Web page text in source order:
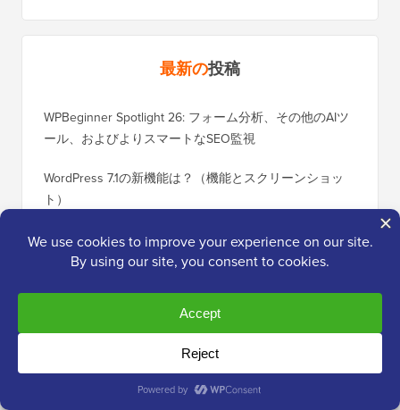
最新の投稿
WPBeginner Spotlight 26: フォーム分析、その他のAIツ
ール、およびよりスマートなSEO監視
WordPress 7.1の新機能は？（機能とスクリーンショッ
ト）
究極のWordPressスパム保護ガイド–ステップバイステ
ップ（2026）
方法（ステップバイステップ）
HelpJetの紹介：顧客の質問に数秒で回答するAIチャッ